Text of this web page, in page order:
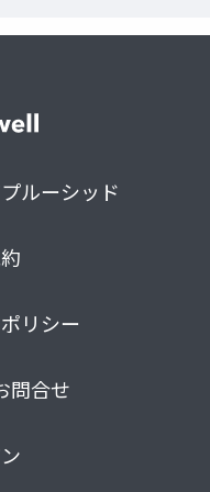
ルーシッド
リシー
問合せ